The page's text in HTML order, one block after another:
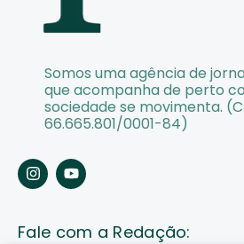
Somos uma agência de
que acompanha de perto
sociedade se movimenta.
66.665.801/0001-84)
Fale com a Redação: